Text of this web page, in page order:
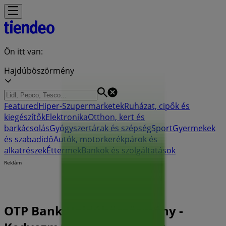
Ön itt van:
Hajdúböszörmény
FeaturedHiper-SzupermarketekRuházat, cipők és
kiegészítőkElektronikaOtthon, kert és
barkácsolásGyógyszertárak és szépségSportGyermekek
és szabadidőAutók, motorkerékpárok és
alkatrészekÉttermekBankok és szolgáltatások
Reklám
OTP Bank Hajdúböszörmény -